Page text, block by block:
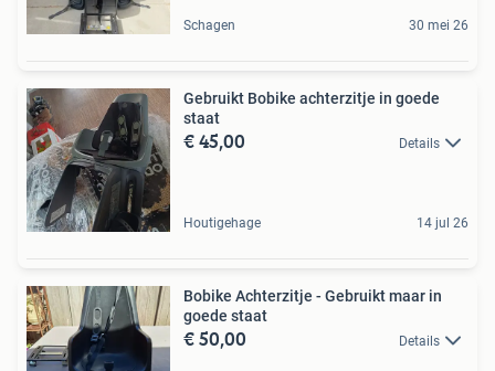
Schagen 30 mei 26
Gebruikt Bobike achterzitje in goede
staat
€ 45,00 Details
Houtigehage 14 jul 26
Bobike Achterzitje - Gebruikt maar in
goede staat
€ 50,00 Details